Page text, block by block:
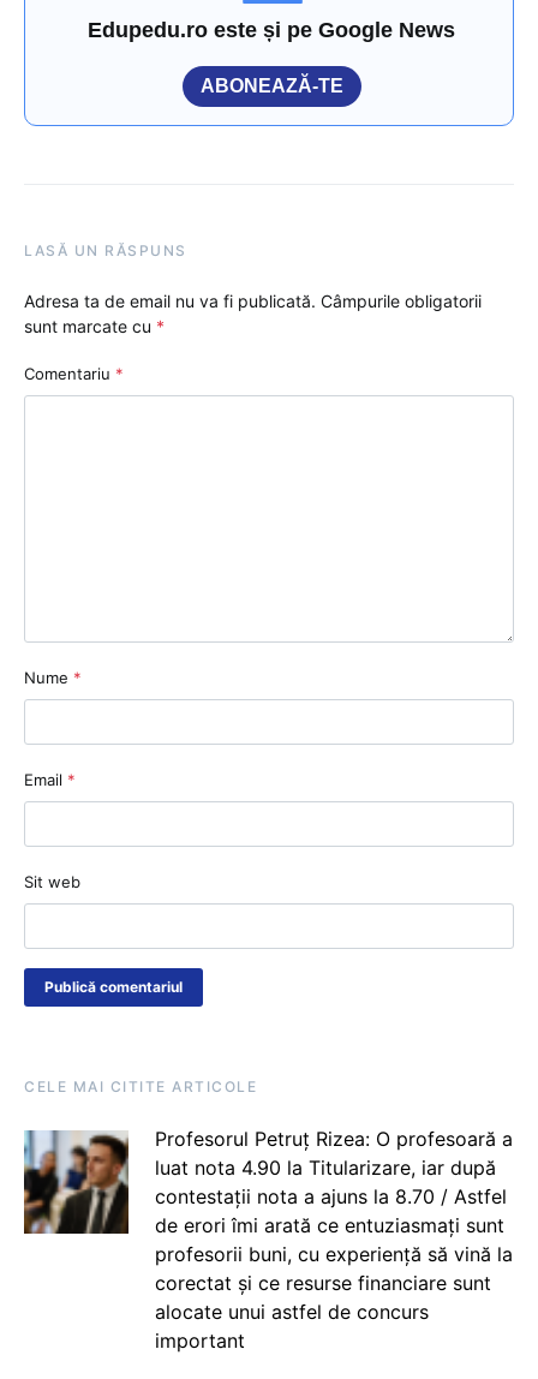
Edupedu.ro este și pe Google News
ABONEAZĂ-TE
LASĂ UN RĂSPUNS
Adresa ta de email nu va fi publicată. Câmpurile obligatorii
sunt marcate cu *
Comentariu *
Nume *
Email *
Sit web
CELE MAI CITITE ARTICOLE
Profesorul Petruț Rizea: O profesoară a
luat nota 4.90 la Titularizare, iar după
contestații nota a ajuns la 8.70 / Astfel
de erori îmi arată ce entuziasmați sunt
profesorii buni, cu experiență să vină la
corectat și ce resurse financiare sunt
alocate unui astfel de concurs
important